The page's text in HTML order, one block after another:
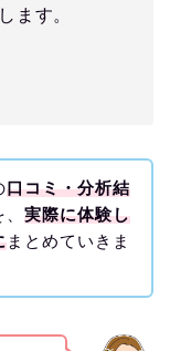
ます。
口コミ・分析結
実際に体験し
まとめていきま